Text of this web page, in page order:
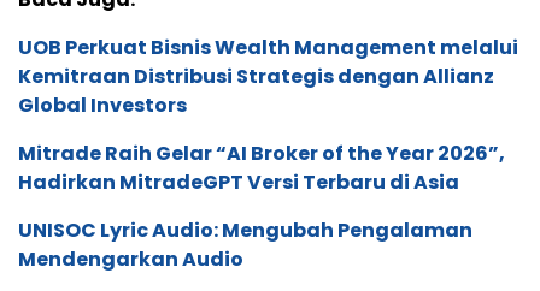
UOB Perkuat Bisnis Wealth Management melalui
Kemitraan Distribusi Strategis dengan Allianz
Global Investors
Mitrade Raih Gelar “AI Broker of the Year 2026”,
Hadirkan MitradeGPT Versi Terbaru di Asia
UNISOC Lyric Audio: Mengubah Pengalaman
Mendengarkan Audio